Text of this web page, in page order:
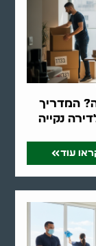
המדריך
נקייה
עוד